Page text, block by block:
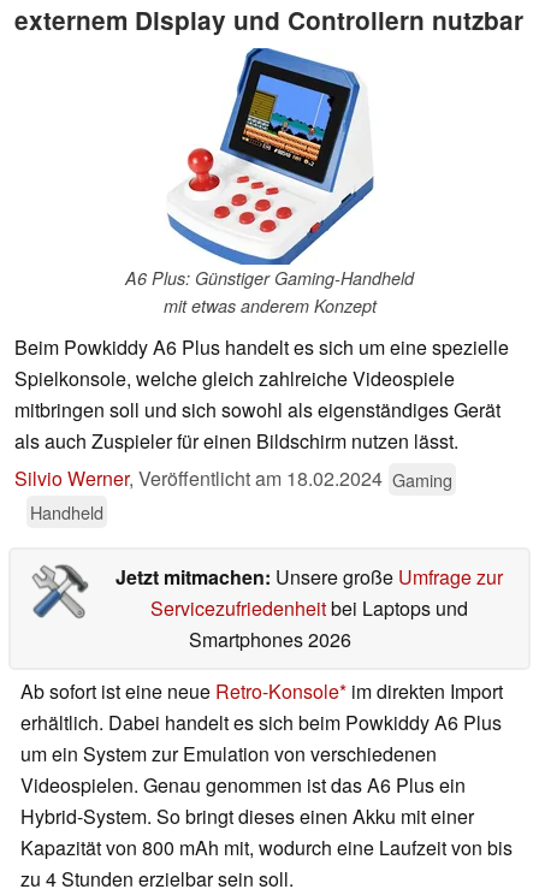
externem Display und Controllern nutzbar
A6 Plus: Günstiger Gaming-Handheld
mit etwas anderem Konzept
Beim Powkiddy A6 Plus handelt es sich um eine spezielle
Spielkonsole, welche gleich zahlreiche Videospiele
mitbringen soll und sich sowohl als eigenständiges Gerät
als auch Zuspieler für einen Bildschirm nutzen lässt.
Silvio Werner, Veröffentlicht am 18.02.2024 Gaming
Handheld
Jetzt mitmachen: Unsere große Umfrage zur
Servicezufriedenheitbei Laptops und
Smartphones 2026
Ab sofort ist eine neue Retro-Konsole im direkten Import
erhältlich. Dabei handelt es sich beim Powkiddy A6 Plus
um ein System zur Emulation von verschiedenen
Videospielen. Genau genommen ist das A6 Plus ein
Hybrid-System. So bringt dieses einen Akku mit einer
Kapazität von 800 mAh mit, wodurch eine Laufzeit von bis
zu 4 Stunden erzielbar sein soll.